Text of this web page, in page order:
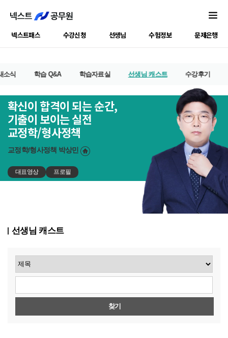
넥스트패스 수강신청 선생님 수험정보 문제은행
소식 학습 Q&A 학습자료실 선생님 캐스트 수강후기
확신이 합격이 되는 순간,
기출이 보이는 실전
교정학/형사정책
교정학/형사정책 박상민
대표영상 프로필
선생님 캐스트
찾기